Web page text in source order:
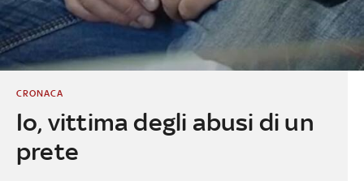
Io, vittima degli abusi di un
prete
CRONACA